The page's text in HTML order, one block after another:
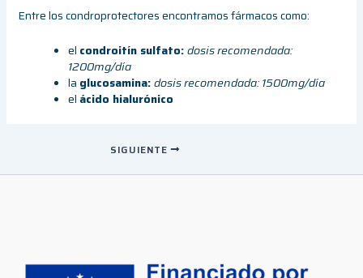
Entre los condroprotectores encontramos fármacos como:
el condroitín sulfato:dosis recomendada:
1200mg/día
la glucosamina:dosis recomendada: 1500mg/día
el ácido hialurónico
SIGUIENTE